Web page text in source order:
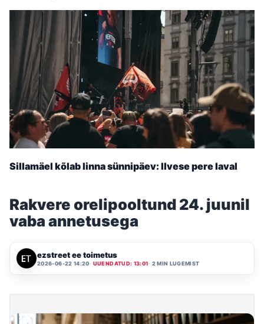
Sillamäel kõlab linna sünnipäev: Ilvese pere laval
Rakvere orelipooltund 24. juunil
vaba annetusega
ezstreet ee toimetus
2026-06-22 14:20 UUENDATUD: 13:01 2 MIN LUGEMIST